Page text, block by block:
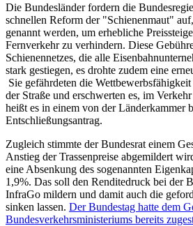
Die Bundesländer fordern die
schnellen Reform der "Schienenmaut"
genannt werden, um erhebliche
Fernverkehr zu verhindern. Diese
Schienennetzes, die alle
stark gestiegen, es drohte zudem eine
Sie gefährdeten die
der Straße und erschwerten es, im
heißt es in einem von der Länderkammer
Entschließungsantrag.
Zugleich stimmte der Bundesrat einem
Anstieg der Trassenpreise abgemildert
eine Absenkung des sogenannten
1,9%. Das soll den Renditedruck bei der
InfraGo mildern und damit auch die
sinken lassen. Der Bundestag hatte dem
Bundesverkehrsministeriums bereits